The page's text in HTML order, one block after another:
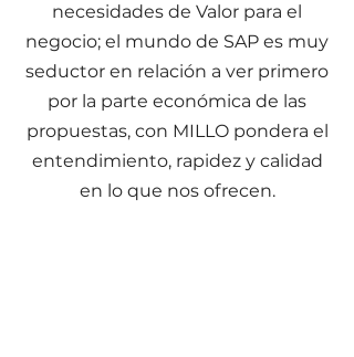
necesidades de Valor para el
negocio; el mundo de SAP es muy
seductor en relación a ver primero
por la parte económica de las
propuestas, con MILLO pondera el
entendimiento, rapidez y calidad
en lo que nos ofrecen.